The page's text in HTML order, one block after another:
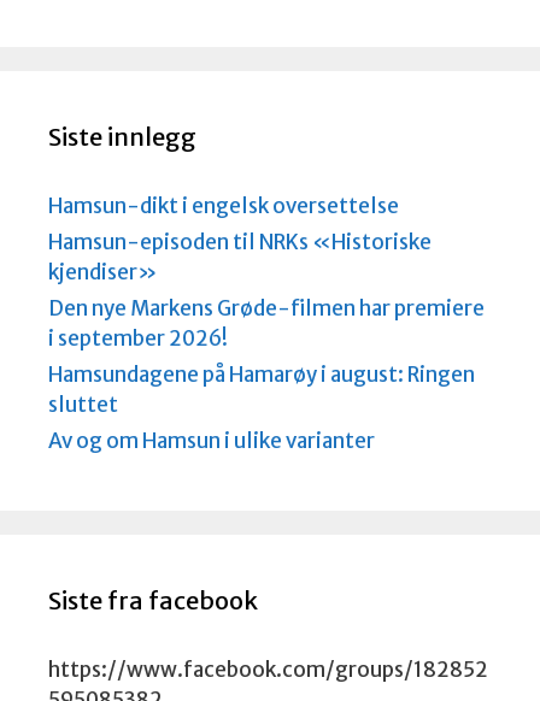
Siste innlegg
Hamsun-dikt i engelsk oversettelse
Hamsun-episoden til NRKs «Historiske
kjendiser»
Den nye Markens Grøde-filmen har premiere
i september 2026!
Hamsundagene på Hamarøy i august: Ringen
sluttet
Av og om Hamsun i ulike varianter
Siste fra facebook
https://www.facebook.com/groups/182852